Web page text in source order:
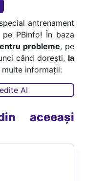
antrenament
PBinfo! În baza
probleme, pe
când dorești, la
multe informații:
AI
aceeași